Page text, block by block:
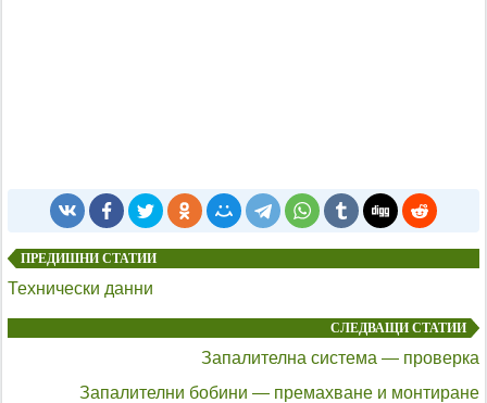
ПРЕДИШНИ СТАТИИ
Технически данни
СЛЕДВАЩИ СТАТИИ
Запалителна система — проверка
Запалителни бобини — премахване и монтиране